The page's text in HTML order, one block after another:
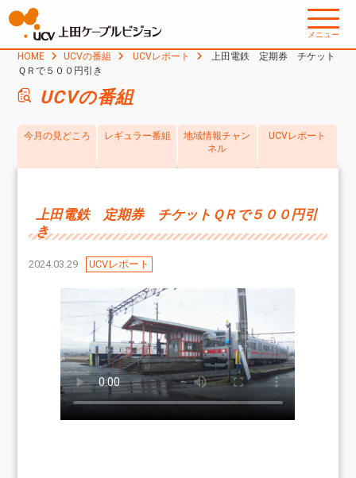
メニュー
HOME UCVの番組 UCVレポート
上田電鉄 定期券 チケット
ＱＲで５００円引き
UCVの番組
今月の見どころ レギュラー番組
地域情報チャン
ネル
UCVレポート
上田電鉄 定期券 チケットＱＲで５００円引
き
2024.03.29 UCVレポート